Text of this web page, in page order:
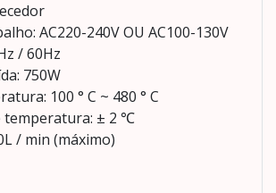
AC220-240V OU AC100-130V
/ 60Hz
750W
100 ° C ~ 480 ° C
temperatura: ± 2 ℃
/ min (máximo)